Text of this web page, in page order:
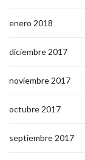
enero 2018
diciembre 2017
noviembre 2017
octubre 2017
septiembre 2017